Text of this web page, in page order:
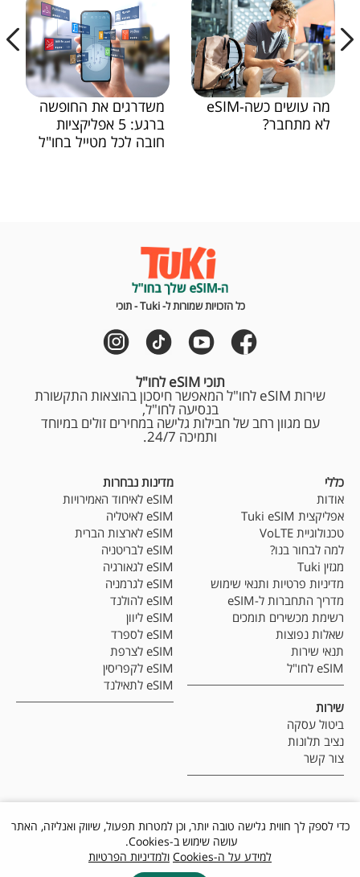
מה עושים כשה-eSIM
לא מתחבר?
משדרגים את החופשה
ברגע: 5 אפליקציות
חובה לכל מטייל בחו"ל
כל הזכויות שמורות ל- Tuki - תוכי
תוכי eSIM לחו"ל
שירות eSIM לחו"ל המאפשר חיסכון בהוצאות התקשורת
בנסיעה לחו"ל,
עם מגוון רחב של חבילות גלישה במחירים זולים במיוחד
ותמיכה 24/7.
כללי
אודות
אפליקצית Tuki eSIM
טכנולוגיית VoLTE
למה לבחור בנו?
מגזין Tuki
מדיניות פרטיות ותנאי שימוש
מדריך התחברות ל-eSIM
רשימת מכשירים תומכים
שאלות נפוצות
תנאי שירות
eSIM לחו"ל
שירות
ביטול עסקה
נציב תלונות
צור קשר
מדינות נבחרות
eSIM לאיחוד האמירויות
eSIM לאיטליה
eSIM לארצות הברית
eSIM לבריטניה
eSIM לגאורגיה
eSIM לגרמניה
eSIM להולנד
eSIM ליוון
eSIM לספרד
eSIM לצרפת
eSIM לקפריסין
eSIM לתאילנד
כדי לספק לך חווית גלישה טובה יותר, וכן למטרות תפעול, שיווק ואנליזה, האתר
עושה שימוש ב-Cookies.
למידע על ה-Cookies
ולמדיניות הפרטיות